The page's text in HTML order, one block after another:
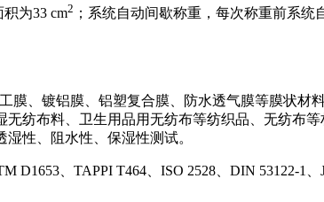
为33 cm2 ；系统自动间歇称重，每次称重前系
、镀铝膜、铝塑复合膜、防水透气膜等膜状材
纺布料、卫生用品用无纺布等纺织品、无纺布
性、阻水性、保湿性测试。
、TAPPI T464、ISO 2528、DIN 53122-1、